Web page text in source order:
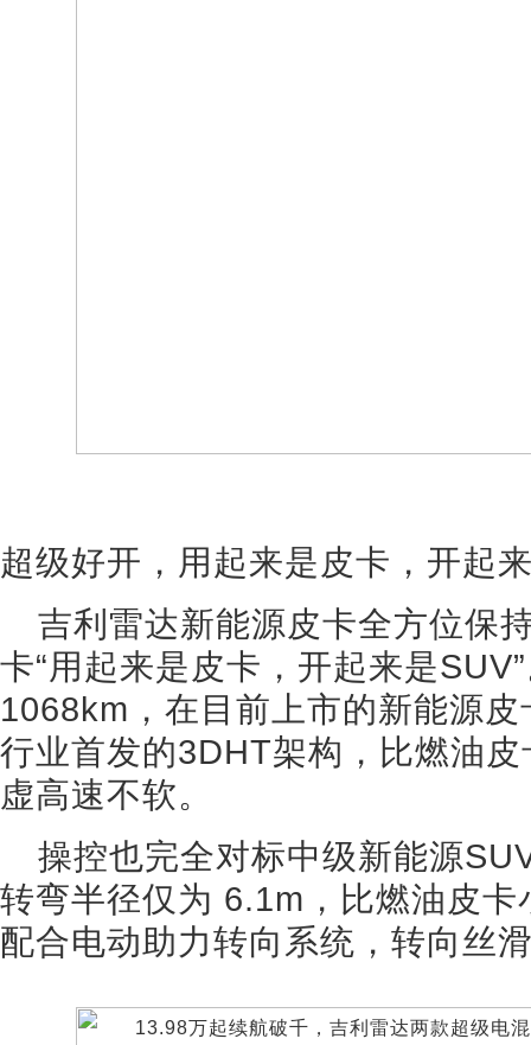
超级好开，用起来是皮卡，开起
吉利雷达新能源皮卡全方位保
卡“用起来是皮卡，开起来是
1068km，在目前上市的新能源
行业首发的3DHT架构，比燃油
虚高速不软。
操控也完全对标中级新能源
转弯半径仅为 6.1m，比燃油皮
配合电动助力转向系统，转向丝